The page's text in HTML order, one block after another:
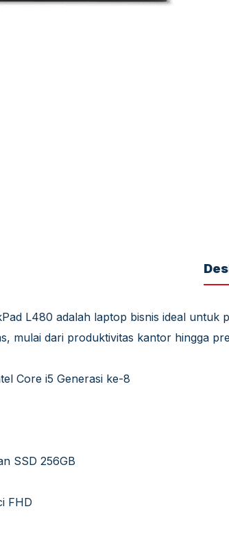
L480 adalah laptop bisnis ideal
mulai dari produktivitas kantor hingga
Core i5 Generasi ke-8
SSD 256GB
FHD